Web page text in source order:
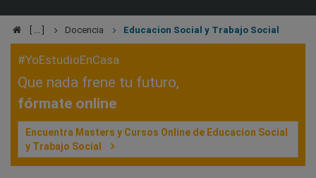
Docencia Educacion Social y Trabajo Social
#YoEstudioEnCasa
Que nada frene tu futuro,
fórmate online
Encuentra Masters y Cursos Online de Educacion Social
y Trabajo Social